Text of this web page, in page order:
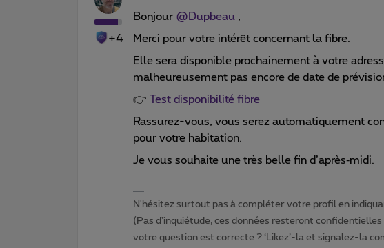
+4
Bonjour ​ @Dupbeau ,
Merci pour votre intérêt concernant la fibre.
Elle sera disponible prochainement à votre
malheureusement pas encore de date de
👉 Test disponibilité fibre
Rassurez-vous, vous serez automatiquement
pour votre habitation.
Je vous souhaite une très belle fin d’après‑midi.
N'hésitez surtout pas à compléter votre profil en
(Pas d'inquiétude, ces données resteront
votre question est correcte ? ‘Likez’-la et signalez-la